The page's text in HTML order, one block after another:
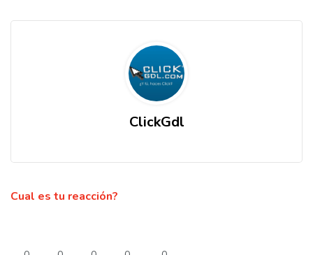
ClickGdl
Cual es tu reacción?